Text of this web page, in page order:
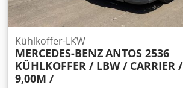
Kühlkoffer-LKW
MERCEDES-BENZANTOS 2536
KÜHLKOFFER / LBW / CARRIER /
9,00M /